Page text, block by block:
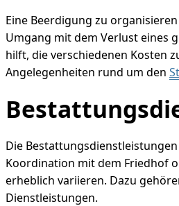
Eine Beerdigung zu
Umgang mit dem Verlust eines
hilft, die verschiedenen Kosten
Angelegenheiten rund um den
Die
Koordination mit dem Friedhof
erheblich variieren. Dazu
Dienstleistungen.